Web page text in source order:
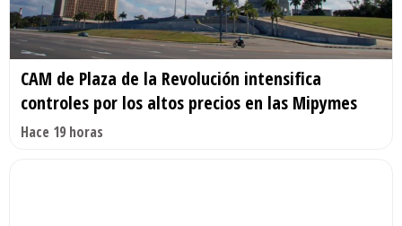
CAM de Plaza de la Revolución intensifica
controles por los altos precios en las Mipymes
Hace 19 horas